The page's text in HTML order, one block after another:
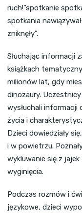
ruch!”spotkanie
spotkania
zniknęły”.
Słuchając informacji
książkach
milionów lat, gdy
dinozaury.
wysłuchali
życia i
Dzieci dowiedziały
i w powietrzu.
wykluwanie się z
wyginięcia.
Podczas rozmów i
językowe, dzieci